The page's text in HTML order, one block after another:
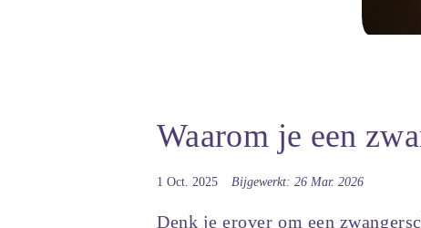
Waarom je een
1 Oct. 2025 Bijgewerkt: 26 Mar. 2026
Denk je erover om een